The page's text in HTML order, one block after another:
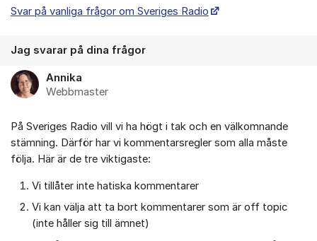
Svar på vanliga frågor om Sveriges Radio
Jag svarar på dina frågor
Annika
Webbmaster
På Sveriges Radio vill vi ha högt i tak och en välkomnande
stämning. Därför har vi kommentarsregler som alla måste
följa. Här är de tre viktigaste:
Vi tillåter inte hatiska kommentarer
Vi kan välja att ta bort kommentarer som är off topic
(inte håller sig till ämnet)